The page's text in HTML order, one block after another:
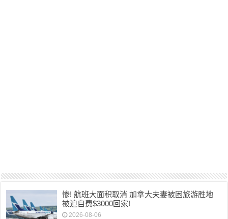
惨! 航班大面积取消 加拿大夫妻被困旅游胜地
被迫自费$3000回家!
2026-08-06